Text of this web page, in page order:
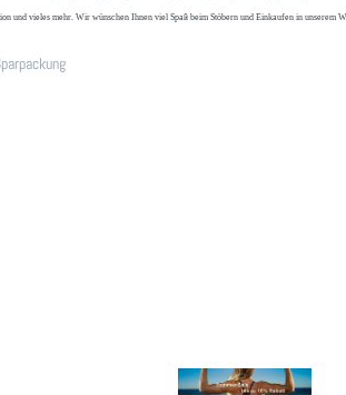
und vieles mehr. Wir wünschen Ihnen viel Spaß beim Stöbern und Einkaufen in unserem